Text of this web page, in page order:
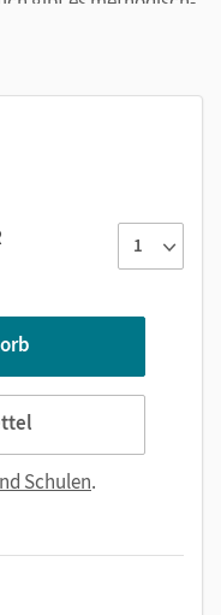
Wörter und
sich
zur
Vertiefung der
Schulen.